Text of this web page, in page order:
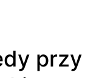
przy